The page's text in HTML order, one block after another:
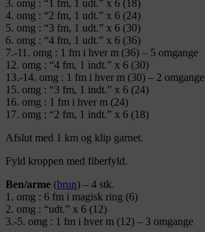
3. omg : “1 fm, 1 udt.” x 6 (18)
4. omg : “2 fm, 1 udt.” x 6 (24)
5. omg : “3 fm, 1 udt.” x 6 (30)
6. omg : “4 fm, 1 udt.” x 6 (36)
7.-11. omg : 1 fm i hver m (36) – 5 omgange
12. omg : “4 fm, 1 indt.” x 6 (30)
13.-14. omg : 1 fm i hver m (30) – 2 omgange
15. omg : “3 fm, 1 indt.” x 6 (24)
16. omg : 1 fm i hver m (24)
17. omg : “2 fm, 1 indt.” x 6 (18)
Afslut med 1 km og klip garnet.
Fyld kroppen med fiberfyld.
Ben/arme (brun) – 4 stk.
1. omg : 6 fm i magisk ring (6)
2. omg : “udt.” x 6 (12)
3.-5. omg : 1 fm i hver m (12) – 3 omgange